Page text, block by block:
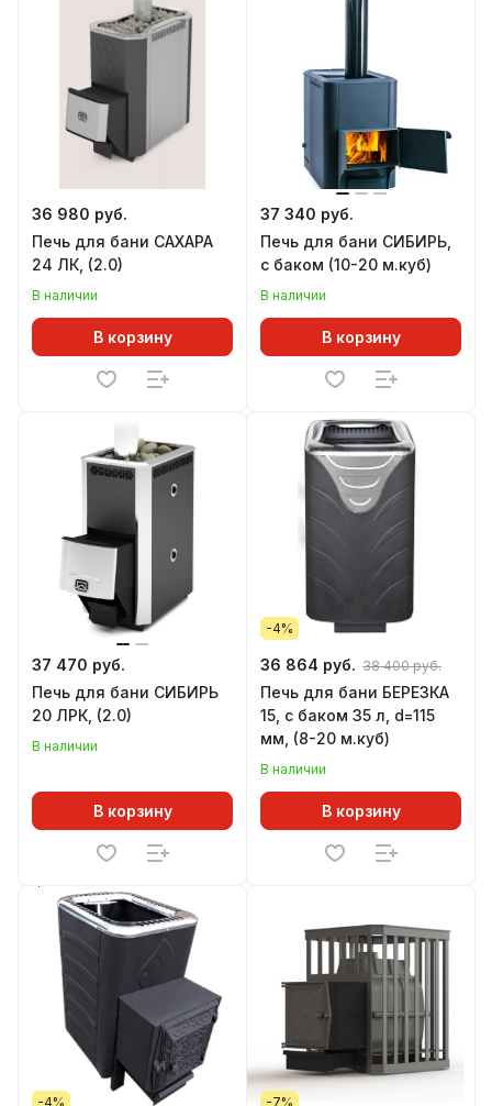
36 980 руб.
Печь для бани САХАРА
24 ЛК, (2.0)
В наличии
В корзину
37 340 руб.
Печь для бани СИБИРЬ,
с баком (10-20 м.куб)
В наличии
В корзину
37 470 руб.
Печь для бани СИБИРЬ
20 ЛРК, (2.0)
В наличии
В корзину
-4%
36 864 руб. 38 400 руб.
Печь для бани БЕРЕЗКА
15, с баком 35 л, d=115
мм, (8-20 м.куб)
В наличии
В корзину
-4% -7%